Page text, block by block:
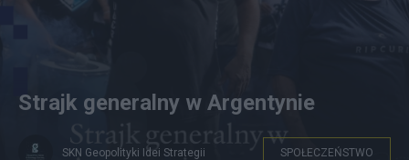
Strajk generalny w Argentynie
SKN Geopolityki Idei Strategii SPOŁECZEŃSTWO